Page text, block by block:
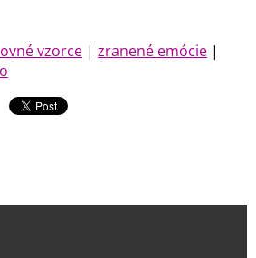
vzorce | zranené emócie |